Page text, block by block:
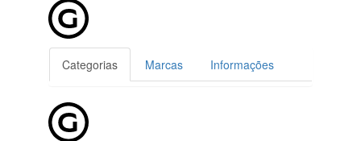
Categorias Marcas Informações